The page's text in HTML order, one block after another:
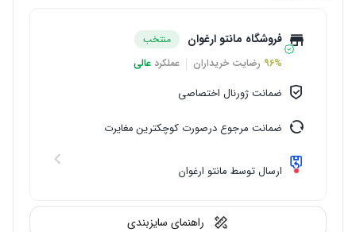
فروشگاه مانتو ارغوان
منتخب
96% رضایت خریداران عملکرد عالی
ضمانت ژورنال اختصاصی
ضمانت مرجوع درصورت کوچکترین مغایرت
ارسال توسط مانتو ارغوان
راهنمای سایزبندی